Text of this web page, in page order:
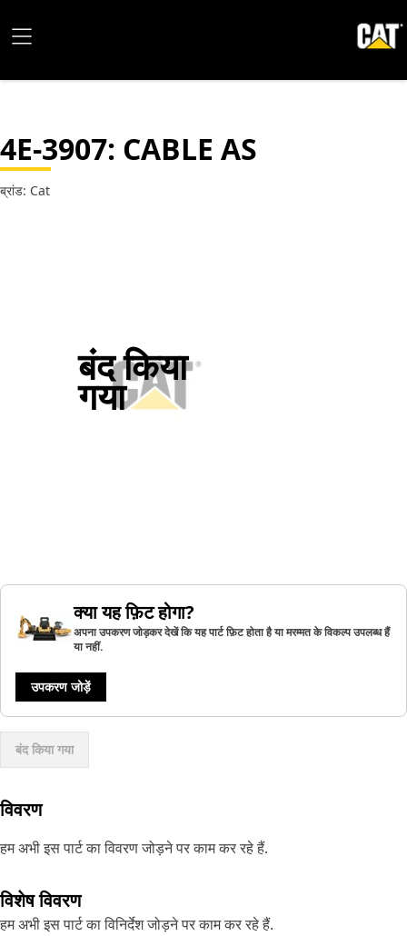
4E-3907: CABLE AS
ब्रांड: Cat
बंद किया
गया
क्या यह फ़िट होगा?
अपना उपकरण जोड़कर देखें कि यह पार्ट फ़िट होता है या मरम्मत के विकल्प उपलब्ध हैं
या नहीं.
उपकरण जोड़ें
बंद किया गया
विवरण
हम अभी इस पार्ट का विवरण जोड़ने पर काम कर रहे हैं.
विशेष विवरण
हम अभी इस पार्ट का विनिर्देश जोड़ने पर काम कर रहे हैं.